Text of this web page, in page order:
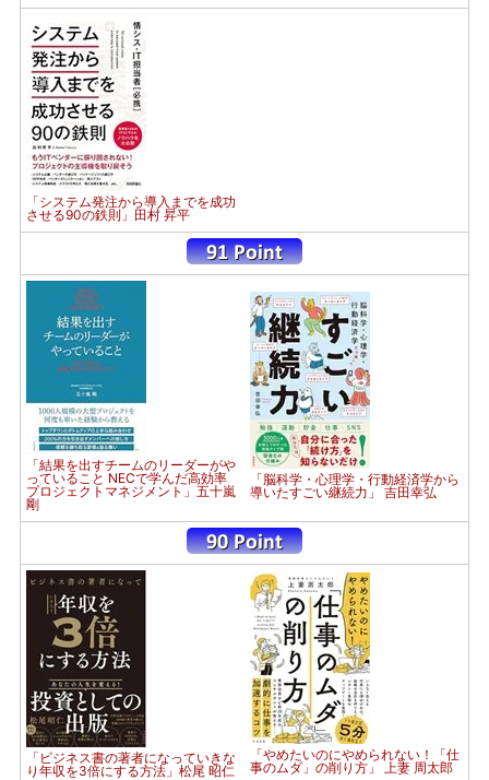
「システム発注から導入までを成功
させる90の鉄則」田村 昇平
「結果を出すチームのリーダーがや
っていること NECで学んだ高効率
プロジェクトマネジメント」五十嵐
剛
「脳科学・心理学・行動経済学から
導いたすごい継続力」 吉田幸弘
「ビジネス書の著者になっていきな
り年収を3倍にする方法」松尾 昭仁
「やめたいのにやめられない！「仕
事のムダ」の削り方」 上妻 周太郎